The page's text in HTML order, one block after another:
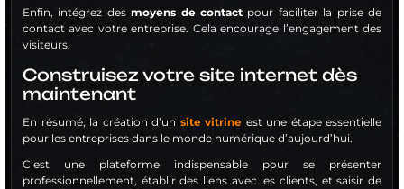
Enfin, intégrez desmoyens de contact pour faciliter la prise de
contact avec votre entreprise. Cela encourage l’engagement des
visiteurs.
Construisez votre site internet dès
maintenant
En résumé, la création d’un site vitrine est une étape essentielle
pour les entreprises dans le monde numérique d’aujourd’hui.
C’est une plateforme indispensable pour se présenter
professionnellement, établir des liens avec les clients, et saisir de